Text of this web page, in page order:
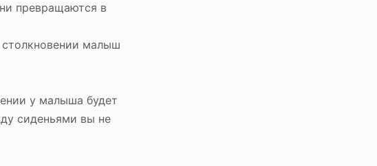
превращаются в
малыш
у малыша будет
сиденьями вы не